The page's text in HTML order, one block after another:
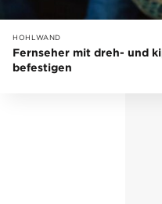
HOHLWAND
Fernseher mit dreh- und
befestigen